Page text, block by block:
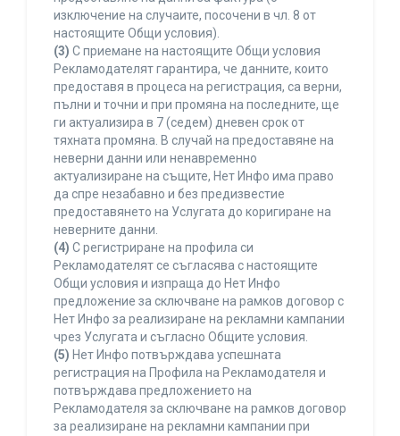
изключение на случаите, посочени в чл. 8 от
настоящите Общи условия).
(3) С приемане на настоящите Общи условия
Рекламодателят гарантира, че данните, които
предоставя в процеса на регистрация, са верни,
пълни и точни и при промяна на последните, ще
ги актуализира в 7 (седем) дневен срок от
тяхната промяна. В случай на предоставяне на
неверни данни или ненавременно
актуализиране на същите, Нет Инфо има право
да спре незабавно и без предизвестие
предоставянето на Услугата до коригиране на
неверните данни.
(4) С регистриране на профила си
Рекламодателят се съгласява с настоящите
Общи условия и изпраща до Нет Инфо
предложение за сключване на рамков договор с
Нет Инфо за реализиране на рекламни кампании
чрез Услугата и съгласно Общите условия.
(5) Нет Инфо потвърждава успешната
регистрация на Профила на Рекламодателя и
потвърждава предложението на
Рекламодателя за сключване на рамков договор
за реализиране на рекламни кампании при